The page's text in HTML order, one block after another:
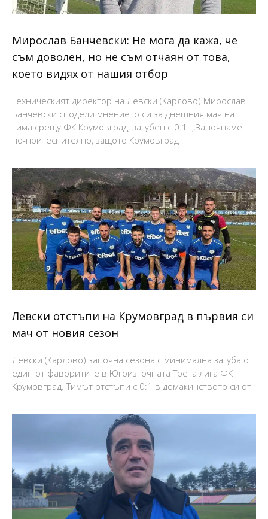
Мирослав Банчевски: Не мога да кажа, че
съм доволен, но не съм отчаян от това,
което видях от нашия отбор
Техническият директор на Левски (Карлово) Мирослав
Банчевски сподели мнението си за днешния мач на
тима срещу ФК Крумовград, загубен с 0:1. „Започнаме
по-притеснително, защото Крумовград
Левски отстъпи на Крумовград в първия си
мач от новия сезон
Левски (Карлово) започна сезона с минимална загуба от
един от фаворитите в Югоизточната Трета лига ФК
Крумовград. Тимът отстъпи с 0:1 в домакинството си от